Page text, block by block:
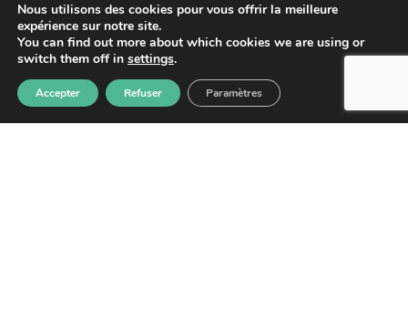
Lettre d'information
Nous utilisons des cookies pour vous offrir la meilleure
expérience sur notre site.
You can find out more about which cookies we are using or
switch them off in settings.
Accepter Refuser Paramètres